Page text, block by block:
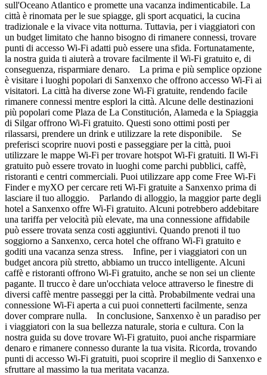
sull'Oceano Atlantico e promette una vacanza indimenticabile. La
città è rinomata per le sue spiagge, gli sport acquatici, la cucina
tradizionale e la vivace vita notturna. Tuttavia, per i viaggiatori con
un budget limitato che hanno bisogno di rimanere connessi, trovare
punti di accesso Wi-Fi adatti può essere una sfida. Fortunatamente,
la nostra guida ti aiuterà a trovare facilmente il Wi-Fi gratuito e, di
conseguenza, risparmiare denaro. La prima e più semplice opzione
è visitare i luoghi popolari di Sanxenxo che offrono accesso Wi-Fi ai
visitatori. La città ha diverse zone Wi-Fi gratuite, rendendo facile
rimanere connessi mentre esplori la città. Alcune delle destinazioni
più popolari come Plaza de La Constitución, Alameda e la Spiaggia
di Silgar offrono Wi-Fi gratuito. Questi sono ottimi posti per
rilassarsi, prendere un drink e utilizzare la rete disponibile. Se
preferisci scoprire nuovi posti e passeggiare per la città, puoi
utilizzare le mappe Wi-Fi per trovare hotspot Wi-Fi gratuiti. Il Wi-Fi
gratuito può essere trovato in luoghi come parchi pubblici, caffè,
ristoranti e centri commerciali. Puoi utilizzare app come Free Wi-Fi
Finder e myXO per cercare reti Wi-Fi gratuite a Sanxenxo prima di
lasciare il tuo alloggio. Parlando di alloggio, la maggior parte degli
hotel a Sanxenxo offre Wi-Fi gratuito. Alcuni potrebbero addebitare
una tariffa per velocità più elevate, ma una connessione affidabile
può essere trovata senza costi aggiuntivi. Quando prenoti il tuo
soggiorno a Sanxenxo, cerca hotel che offrano Wi-Fi gratuito e
goditi una vacanza senza stress. Infine, per i viaggiatori con un
budget ancora più stretto, abbiamo un trucco intelligente. Alcuni
caffè e ristoranti offrono Wi-Fi gratuito, anche se non sei un cliente
pagante. Il trucco è dare un'occhiata veloce attraverso le finestre di
diversi caffè mentre passeggi per la città. Probabilmente vedrai una
connessione Wi-Fi aperta a cui puoi connetterti facilmente, senza
dover comprare nulla. In conclusione, Sanxenxo è un paradiso per
i viaggiatori con la sua bellezza naturale, storia e cultura. Con la
nostra guida su dove trovare Wi-Fi gratuito, puoi anche risparmiare
denaro e rimanere connesso durante la tua visita. Ricorda, trovando
punti di accesso Wi-Fi gratuiti, puoi scoprire il meglio di Sanxenxo e
sfruttare al massimo la tua meritata vacanza.